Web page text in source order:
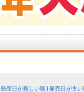
発売日が新しい順 発売日が古い